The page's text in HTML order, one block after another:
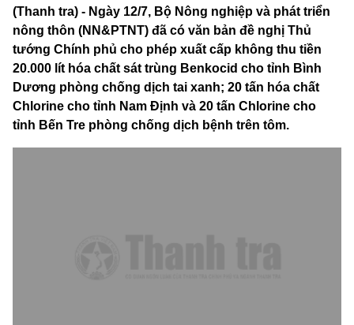
(Thanh tra) - Ngày 12/7, Bộ Nông nghiệp và phát triển
nông thôn (NN&PTNT) đã có văn bản đề nghị Thủ
tướng Chính phủ cho phép xuất cấp không thu tiền
20.000 lít hóa chất sát trùng Benkocid cho tỉnh Bình
Dương phòng chống dịch tai xanh; 20 tấn hóa chất
Chlorine cho tỉnh Nam Định và 20 tấn Chlorine cho
tỉnh Bến Tre phòng chống dịch bệnh trên tôm.